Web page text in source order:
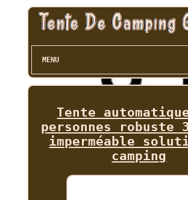
MENU
Tente
personnes robuste
imperméable
camping